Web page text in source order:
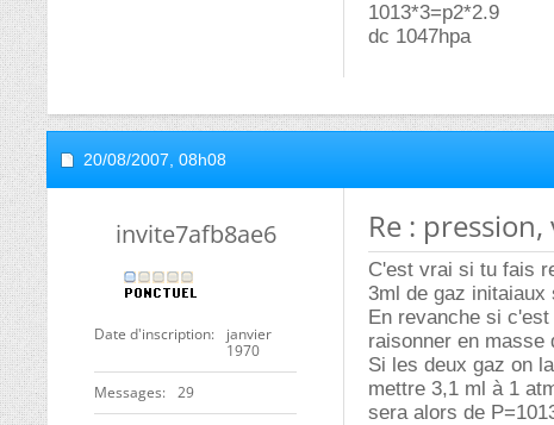
1013*3=p2*2.9
dc 1047hpa
20/08/2007, 08h08
invite7afb8ae6
Date d'inscription
janvier
1970
Messages 29
Re :
C'est vrai si tu fais
3ml de gaz initaiaux
En revanche si
raisonner en masse
Si les deux gaz on
mettre 3,1 ml à 1
sera alors de